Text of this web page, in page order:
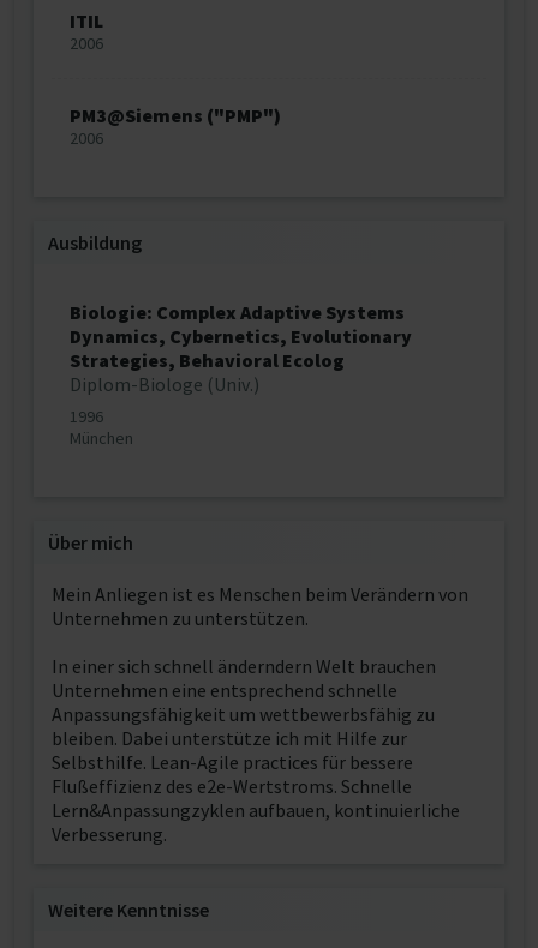
ITIL
2006
PM3@Siemens ("PMP")
2006
Ausbildung
Biologie: Complex Adaptive Systems
Dynamics, Cybernetics, Evolutionary
Strategies, Behavioral Ecolog
Diplom-Biologe (Univ.)
1996
München
Über mich
Mein Anliegen ist es Menschen beim Verändern von
Unternehmen zu unterstützen.
In einer sich schnell änderndern Welt brauchen
Unternehmen eine entsprechend schnelle
Anpassungsfähigkeit um wettbewerbsfähig zu
bleiben. Dabei unterstütze ich mit Hilfe zur
Selbsthilfe. Lean-Agile practices für bessere
Flußeffizienz des e2e-Wertstroms. Schnelle
Lern&Anpassungzyklen aufbauen, kontinuierliche
Verbesserung.
Weitere Kenntnisse